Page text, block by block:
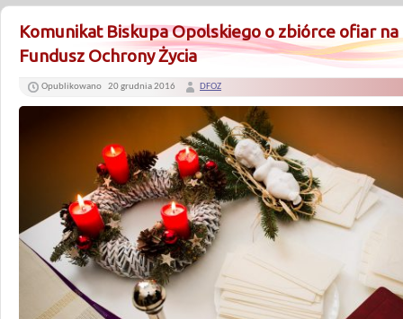
Komunikat Biskupa Opolskiego o zbiórce ofiar na
Fundusz Ochrony Życia
Opublikowano 20 grudnia 2016 DFOZ